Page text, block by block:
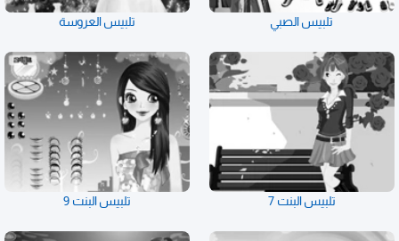
تلبيس الصبي تلبيس العروسة
تلبيس البنت 7 تلبيس البنت 9